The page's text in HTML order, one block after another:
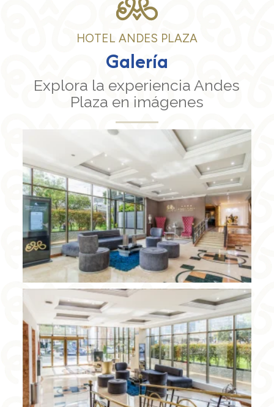
HOTEL ANDES PLAZA
Galería
Explora la experiencia Andes
Plaza en imágenes